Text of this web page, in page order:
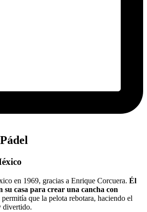
en 1969, gracias a Enrique Corcuera. Él
su casa para crear una cancha con
permitía que la pelota rebotara, haciendo el
divertido.